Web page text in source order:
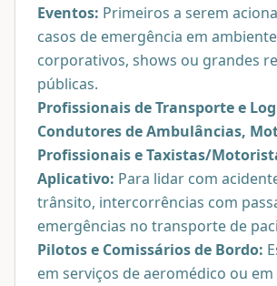
Eventos: Primeiros a serem
casos de emergência em
corporativos, shows ou grandes
públicas.
Profissionais de Transporte e
Condutores de Ambulâncias,
Profissionais e Taxistas/
Aplicativo: Para lidar com
trânsito, intercorrências com
emergências no transporte de
Pilotos e Comissários de Bordo:
em serviços de aeromédico ou em